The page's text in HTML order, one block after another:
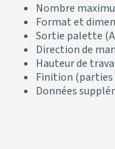
Nombre
Format et
Sortie palette
Direction de
Hauteur de
Finition (parties
Données